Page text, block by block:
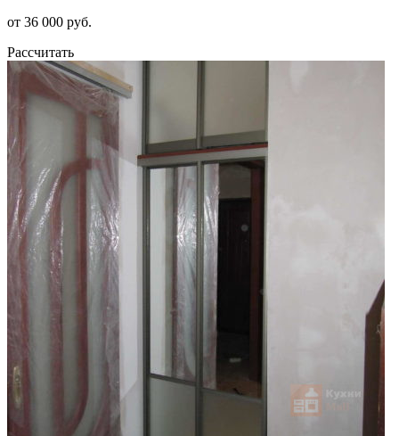
от 36 000 руб.
Рассчитать